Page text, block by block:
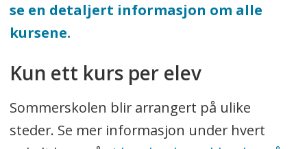
se en detaljert informasjon om alle
kursene.
Kun ett kurs per elev
Sommerskolen blir arrangert på ulike
steder. Se mer informasjon under hvert